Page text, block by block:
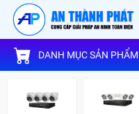
DANH MỤC SẢN PHẨM